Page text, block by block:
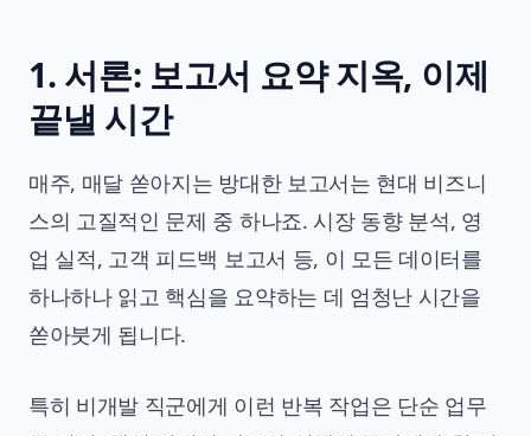
1. 서론: 보고서 요약 지옥, 이제
끝낼 시간
매주, 매달 쏟아지는 방대한 보고서는 현대 비즈니
스의 고질적인 문제 중 하나죠. 시장 동향 분석, 영
업 실적, 고객 피드백 보고서 등, 이 모든 데이터를
하나하나 읽고 핵심을 요약하는 데 엄청난 시간을
쏟아붓게 됩니다.
특히 비개발 직군에게 이런 반복 작업은 단순 업무